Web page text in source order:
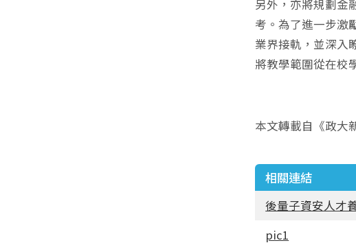
另外，亦將規劃金
考。為了進一步激
業界接軌，並深入
將教學範圍從在校
本文轉載自《政大
相關連結
後量子資安人才
pic1